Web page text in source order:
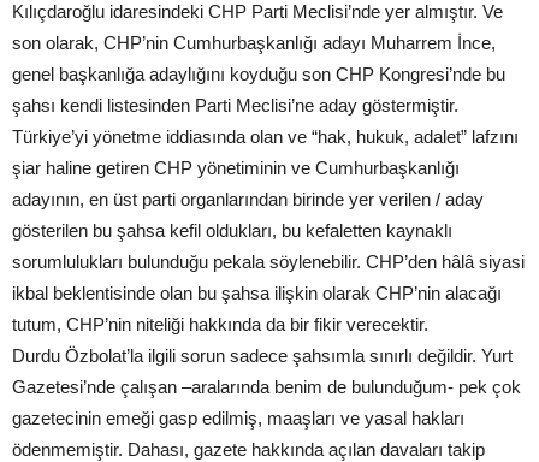
Kılıçdaroğlu idaresindeki CHP Parti Meclisi’nde yer almıştır. Ve
son olarak, CHP’nin Cumhurbaşkanlığı adayı Muharrem İnce,
genel başkanlığa adaylığını koyduğu son CHP Kongresi’nde bu
şahsı kendi listesinden Parti Meclisi’ne aday göstermiştir.
Türkiye’yi yönetme iddiasında olan ve “hak, hukuk, adalet” lafzını
şiar haline getiren CHP yönetiminin ve Cumhurbaşkanlığı
adayının, en üst parti organlarından birinde yer verilen / aday
gösterilen bu şahsa kefil oldukları, bu kefaletten kaynaklı
sorumlulukları bulunduğu pekala söylenebilir. CHP’den hâlâ siyasi
ikbal beklentisinde olan bu şahsa ilişkin olarak CHP’nin alacağı
tutum, CHP’nin niteliği hakkında da bir fikir verecektir.
Durdu Özbolat’la ilgili sorun sadece şahsımla sınırlı değildir. Yurt
Gazetesi’nde çalışan –aralarında benim de bulunduğum- pek çok
gazetecinin emeği gasp edilmiş, maaşları ve yasal hakları
ödenmemiştir. Dahası, gazete hakkında açılan davaları takip